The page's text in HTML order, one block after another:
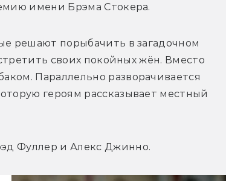
решают порыбачить в загадочном
своих покойных жён. Вместо
Параллельно разворачивается
героям рассказывает местный
Фуллер и Алекс Джинно.